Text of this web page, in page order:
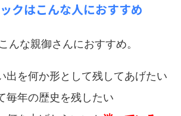
クはこんな人におすすめ
んな親御さんにおすすめ。
出を何か形として残してあげたい
毎年の歴史を残したい